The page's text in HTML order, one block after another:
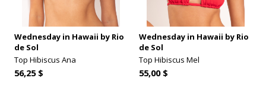
Wednesday in Hawaii by Rio
de Sol
Top Hibiscus Ana
56,25 $
Wednesday in Hawaii by Rio
de Sol
Top Hibiscus Mel
55,00 $